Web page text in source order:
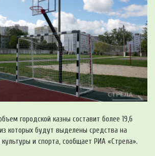
городской казны составит более 19,6
которых будут выделены средства на
культуры и спорта, сообщает РИА «Стрела».